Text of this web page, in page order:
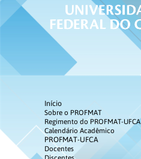
Início
Sobre o PROFMAT
Regimento do PROFMAT-UFCA
Calendário Acadêmico
PROFMAT-UFCA
Docentes